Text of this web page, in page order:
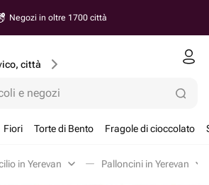
Negozi in oltre 1700 città
città
e negozi
Fiori Torte di Bento Fragole di cioccolato
in Yerevan Palloncini in Yerevan